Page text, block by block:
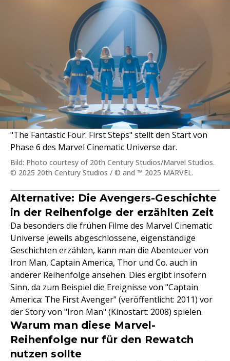
"The Fantastic Four: First Steps" stellt den Start von
Phase 6 des Marvel Cinematic Universe dar.
Bild: Photo courtesy of 20th Century Studios/Marvel Studios.
© 2025 20th Century Studios / © and ™ 2025 MARVEL.
Alternative: Die Avengers-Geschichte
in der Reihenfolge der erzählten Zeit
Da besonders die frühen Filme des Marvel Cinematic
Universe jeweils abgeschlossene, eigenständige
Geschichten erzählen, kann man die Abenteuer von
Iron Man, Captain America, Thor und Co. auch in
anderer Reihenfolge ansehen. Dies ergibt insofern
Sinn, da zum Beispiel die Ereignisse von "Captain
America: The First Avenger" (veröffentlicht: 2011) vor
der Story von "Iron Man" (Kinostart: 2008) spielen.
Warum man diese Marvel-
Reihenfolge nur für den Rewatch
nutzen sollte